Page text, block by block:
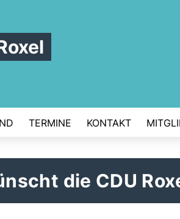
TERMINE KONTAKT
die CDU